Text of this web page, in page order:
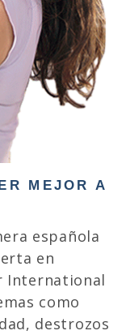
MEJOR A
española
en
International
como
destrozos